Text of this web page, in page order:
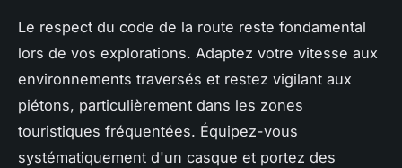
Le respect du code de la route reste fondamental
lors de vos explorations. Adaptez votre vitesse aux
environnements traversés et restez vigilant aux
piétons, particulièrement dans les zones
touristiques fréquentées. Équipez-vous
systématiquement d'un casque et portez des